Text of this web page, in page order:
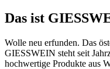
Das ist
Wolle neu erfunden. Das
GIESSWEIN steht seit
hochwertige Produkte aus